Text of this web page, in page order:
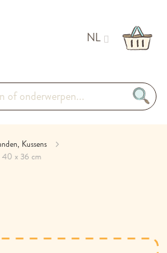
NL
Kussens
40 x 36 cm